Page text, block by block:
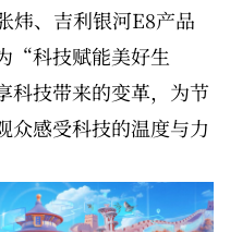
炜、吉利银河E8产品
“科技赋能美好生
技带来的变革，为节
众感受科技的温度与力